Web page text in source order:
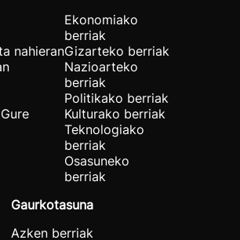
nahieran
Ekonomiako
berriak
Gizarteko berriak
Nazioarteko
berriak
Politikako berriak
Kulturako berriak
Teknologiako
berriak
Osasuneko
berriak
Gaurkotasuna
Azken berriak